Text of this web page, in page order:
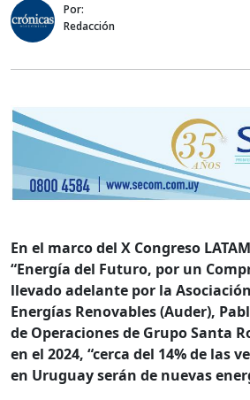
Por:
Redacción
En el marco del X Congreso
“Energía del Futuro, por un
llevado adelante por la
Energías Renovables (Auder),
de Operaciones de Grupo Santa
en el 2024, “cerca del 14% de las
en Uruguay serán de nuevas